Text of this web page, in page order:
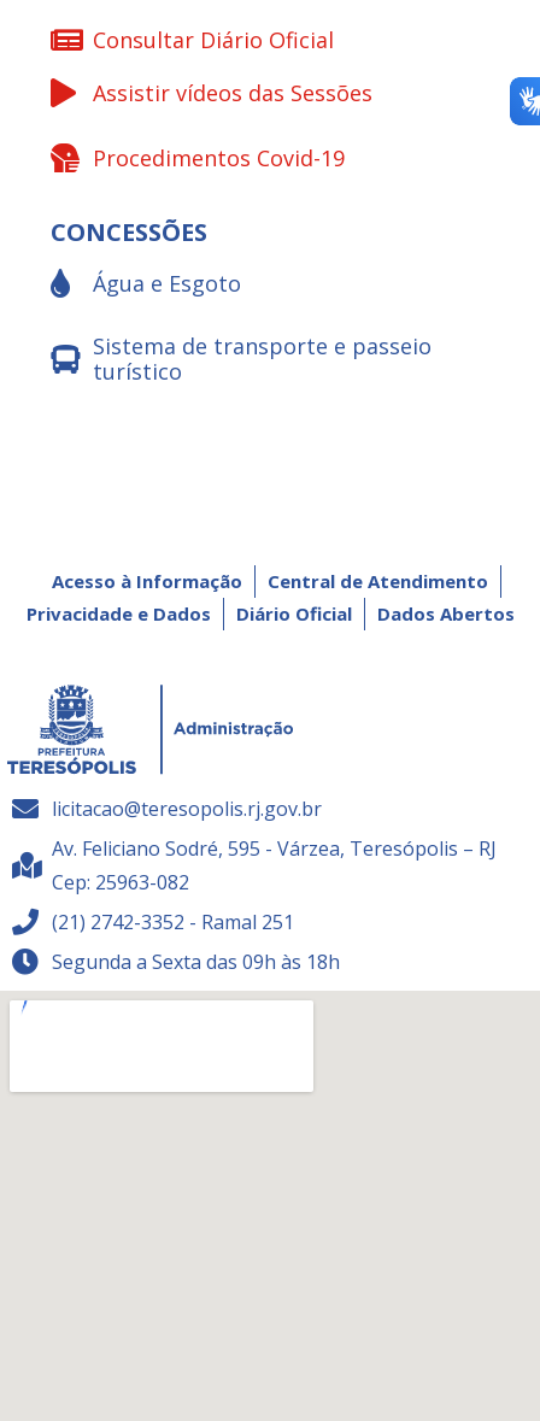
Consultar Diário Oficial
Assistir vídeos das Sessões
Procedimentos Covid-19
CONCESSÕES
Água e Esgoto
Sistema de transporte e passeio
turístico
Acesso à Informação
Central de Atendimento
Privacidade e Dados
Diário Oficial Dados Abertos
licitacao@teresopolis.rj.gov.br
Av. Feliciano Sodré, 595 - Várzea, Teresópolis – RJ
Cep: 25963-082
(21) 2742-3352 - Ramal 251
Segunda a Sexta das 09h às 18h